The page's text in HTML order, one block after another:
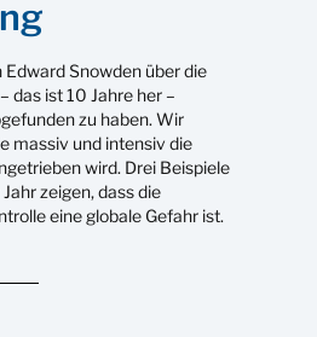
Snowden über die
das ist 10 Jahre her –
zu haben. Wir
massiv und intensiv die
wird. Drei Beispiele
zeigen, dass die
eine globale Gefahr ist.